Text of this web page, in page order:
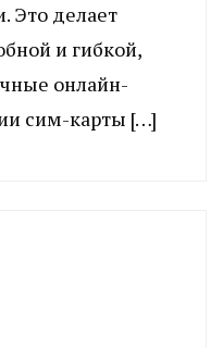
Это делает
и гибкой,
онлайн-
сим-карты […]